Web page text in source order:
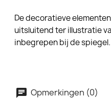
De decoratieve
uitsluitend ter illustratie
inbegrepen bij de spiegel.
Opmerkingen (0)